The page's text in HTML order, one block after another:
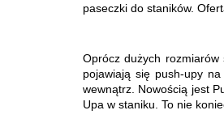
paseczki do staników.
Oprócz dużych
pojawiają się push-upy
wewnątrz. Nowością jest
Upa w staniku. To nie